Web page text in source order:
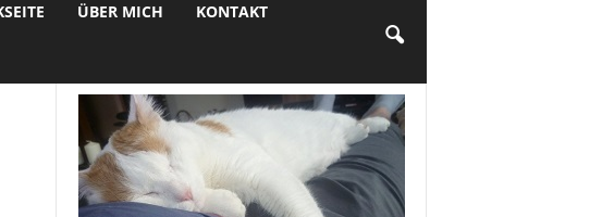
ÜBER MICH KONTAKT